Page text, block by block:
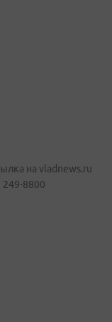
на vladnews.ru
249-8800